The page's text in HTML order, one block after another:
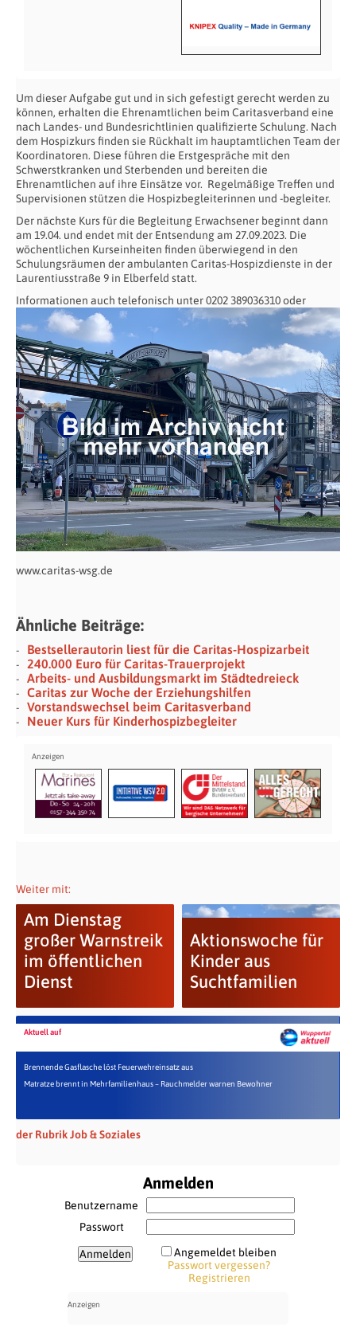
Um dieser Aufgabe gut und in sich gefestigt gerecht werden zu
können, erhalten die Ehrenamtlichen beim Caritasverband eine
nach Landes- und Bundesrichtlinien qualifizierte Schulung. Nach
dem Hospizkurs finden sie Rückhalt im hauptamtlichen Team der
Koordinatoren. Diese führen die Erstgespräche mit den
Schwerstkranken und Sterbenden und bereiten die
Ehrenamtlichen auf ihre Einsätze vor. Regelmäßige Treffen und
Supervisionen stützen die Hospizbegleiterinnen und -begleiter.
Der nächste Kurs für die Begleitung Erwachsener beginnt dann
am 19.04. und endet mit der Entsendung am 27.09.2023. Die
wöchentlichen Kurseinheiten finden überwiegend in den
Schulungsräumen der ambulanten Caritas-Hospizdienste in der
Laurentiusstraße 9 in Elberfeld statt.
Informationen auch telefonisch unter 0202 389036310 oder
www.caritas-wsg.de
Ähnliche Beiträge:
Bestsellerautorin liest für die Caritas-Hospizarbeit
240.000 Euro für Caritas-Trauerprojekt
Arbeits- und Ausbildungsmarkt im Städtedreieck
Caritas zur Woche der Erziehungshilfen
Vorstandswechsel beim Caritasverband
Neuer Kurs für Kinderhospizbegleiter
Weiter mit:
Am Dienstag
großer Warnstreik
im öffentlichen
Dienst
Aktionswoche für
Kinder aus
Suchtfamilien
Aktuell auf
Brennende Gasflasche löst Feuerwehreinsatz aus
Matratze brennt in Mehrfamilienhaus – Rauchmelder warnen Bewohner
der Rubrik Job & Soziales
Anmelden
Benutzername
Passwort
Angemeldet bleiben
Passwort vergessen?
Registrieren